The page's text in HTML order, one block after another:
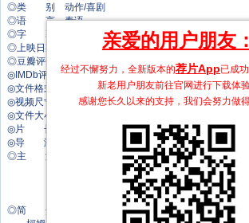
◎类 别 动作/喜剧
◎语 言 泰语
◎字 幕 中文字幕
◎上映日期 2004-01-21
◎豆瓣评分 6.2/10 from 1546 users
◎IMDb评分 5.7/10 from 1700 users
◎文件格式 x264 + ACC
◎视频尺寸 1920 x 1080
◎文件大小 2327 MB
◎片 长 95 Mins
◎导 演 拔泰王锦鲁
◎主 演 拔泰王锦鲁
帕姆瓦瑞·尤德卡默尔
◎简 介
亲爱的用户朋友：
经过不懈努力，全新版本的荐片App已成
新老用户朋友前往官网进行下载体验
感谢您长久以来的支持，我们会努力做